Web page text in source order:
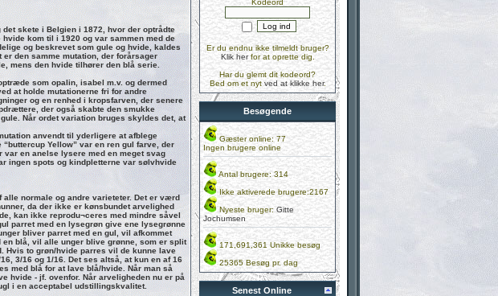
skete i Belgien i 1872, hvor der optrådte
kom til i 1920 og var sammen med de
og beskrevet som gule og hvide, kaldes
er den samme mutation, der forårsager
mens den hvide tilhører den blå serie.
som opalin, isabel m.v. og dermed
at holde mutationerne fri for andre
og en renhed i kropsfarven, der senere
der også skabte den smukke
Når ordet variation bruges skyldes det, at
anvendt til yderligere at afblege
Yellow” var en ren gul farve, der
var en anelse lysere med en meget svag
ingen spots og kindpletterne var sølvhvide
normale og andre varieteter. Det er værd
da der ikke er kønsbundet arvelighed
kan ikke reprodu¬ceres med mindre såvel
parret med en lysegrøn give ene lysegrønne
bliver parret med en gul, vil afkommet
blå, vil alle unger blive grønne, som er split
Hvis to grøn/hvide parres vil de kunne lave
3/16 og 1/16. Det ses altså, at kun en af 16
med blå for at lave blå/hvide. Når man så
hvide - jf. ovenfor. Når arveligheden nu er på
i en acceptabel udstillingskvalitet.
Kodeord
Er du endnu ikke tilmeldt bruger?
Klik herfor at oprette dig.
Har du glemt dit kodeord?
Bed om et nytved at klikke her.
Besøgende
Gæster online: 77
Ingen brugere online
Antal brugere: 314
Ikke aktiverede brugere:2167
Nyeste bruger:Gitte
Jochumsen
171,691,361 Unikke besøg
25365 Besøg pr. dag
Senest Online